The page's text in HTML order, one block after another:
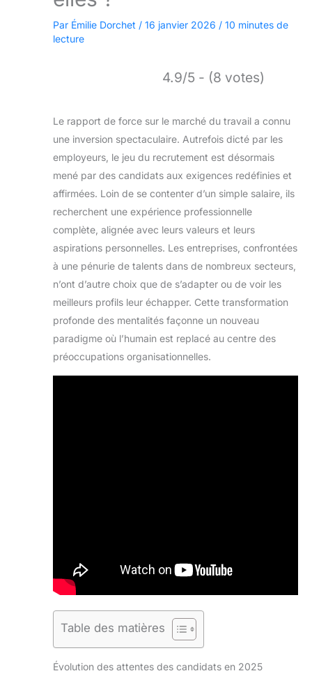
Par Émilie Dorchet / 16 janvier 2026 / 10 minutes de
lecture
4.9/5 - (8 votes)
Le rapport de force sur le marché du travail a connu
une inversion spectaculaire. Autrefois dicté par les
employeurs, le jeu du recrutement est désormais
mené par des candidats aux exigences redéfinies et
affirmées. Loin de se contenter d’un simple salaire, ils
recherchent une expérience professionnelle
complète, alignée avec leurs valeurs et leurs
aspirations personnelles. Les entreprises, confrontées
à une pénurie de talents dans de nombreux secteurs,
n’ont d’autre choix que de s’adapter ou de voir les
meilleurs profils leur échapper. Cette transformation
profonde des mentalités façonne un nouveau
paradigme où l’humain est replacé au centre des
préoccupations organisationnelles.
Table des matières
Évolution des attentes des candidats en 2025